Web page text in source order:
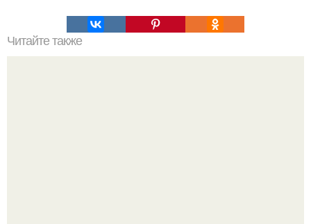
Читайте также